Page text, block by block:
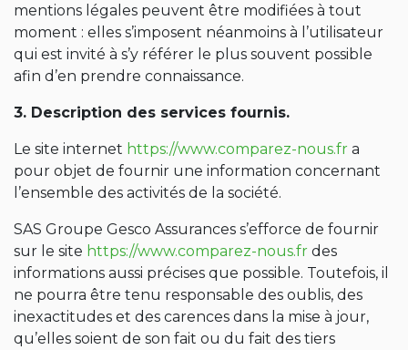
mentions légales peuvent être modifiées à tout
moment : elles s’imposent néanmoins à l’utilisateur
qui est invité à s’y référer le plus souvent possible
afin d’en prendre connaissance.
3. Description des services fournis.
Le site internet https://www.comparez-nous.fr a
pour objet de fournir une information concernant
l’ensemble des activités de la société.
SAS Groupe Gesco Assurances s’efforce de fournir
sur le site https://www.comparez-nous.fr des
informations aussi précises que possible. Toutefois, il
ne pourra être tenu responsable des oublis, des
inexactitudes et des carences dans la mise à jour,
qu’elles soient de son fait ou du fait des tiers